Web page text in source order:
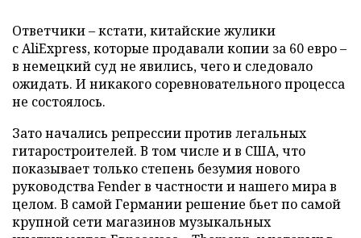
Ответчики – кстати, китайские жулики
с AliExpress, которые продавали копии за 60 евро –
в немецкий суд не явились, чего и следовало
ожидать. И никакого соревновательного процесса
не состоялось.
Зато начались репрессии против легальных
гитаростроителей. В том числе и в США, что
показывает только степень безумия нового
руководства Fender в частности и нашего мира в
целом. В самой Германии решение бьет по самой
крупной сети магазинов музыкальных